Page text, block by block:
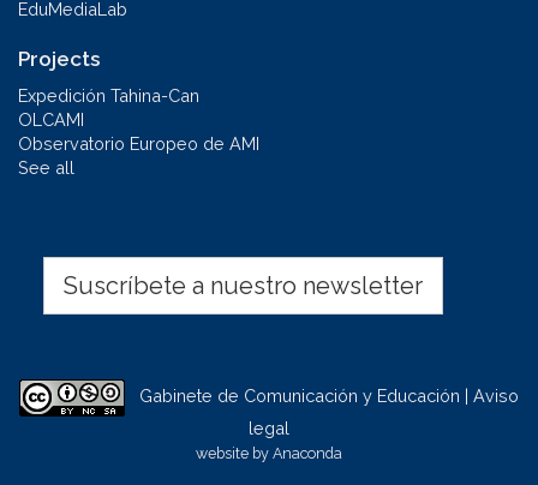
EduMediaLab
Projects
Expedición Tahina-Can
OLCAMI
Observatorio Europeo de AMI
See all
Suscríbete a nuestro newsletter
Gabinete de Comunicación y Educación | Aviso
legal
website by Anaconda